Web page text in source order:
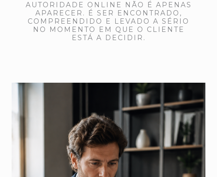
AUTORIDADE ONLINE NÃO É APENAS
APARECER. É SER ENCONTRADO,
COMPREENDIDO E LEVADO A SÉRIO
NO MOMENTO EM QUE O CLIENTE
ESTÁ A DECIDIR.